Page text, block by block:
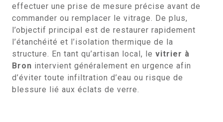
effectuer une prise de mesure précise avant de
commander ou remplacer le vitrage. De plus,
l’objectif principal est de restaurer rapidement
l’étanchéité et l’isolation thermique de la
structure. En tant qu’artisan local, le vitrier à
Bron intervient généralement en urgence afin
d’éviter toute infiltration d’eau ou risque de
blessure lié aux éclats de verre.